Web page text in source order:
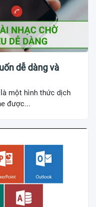
dễ dàng và
một hình thức dịch
được...